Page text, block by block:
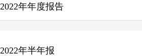
2022年年度报告
2022年半年报